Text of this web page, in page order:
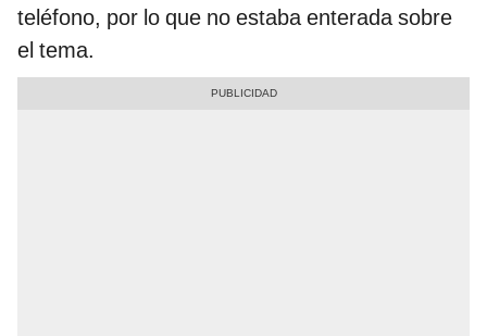
teléfono, por lo que no estaba enterada sobre
el tema.